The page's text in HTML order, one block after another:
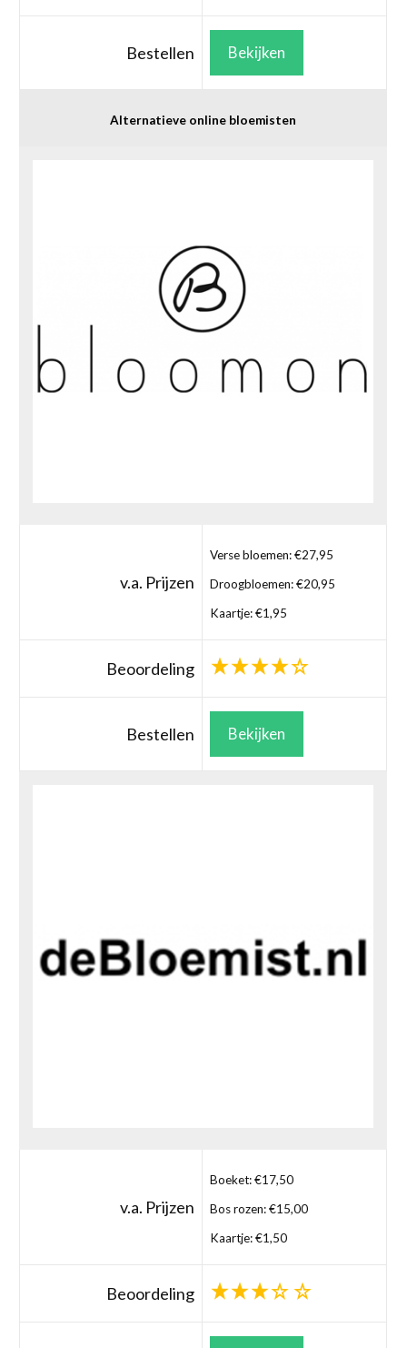
Bestellen Bekijken
Alternatieve online bloemisten
v.a. Prijzen
Verse bloemen: €27,95
Droogbloemen: €20,95
Kaartje: €1,95
Beoordeling
Bestellen Bekijken
v.a. Prijzen
Boeket: €17,50
Bos rozen: €15,00
Kaartje: €1,50
Beoordeling